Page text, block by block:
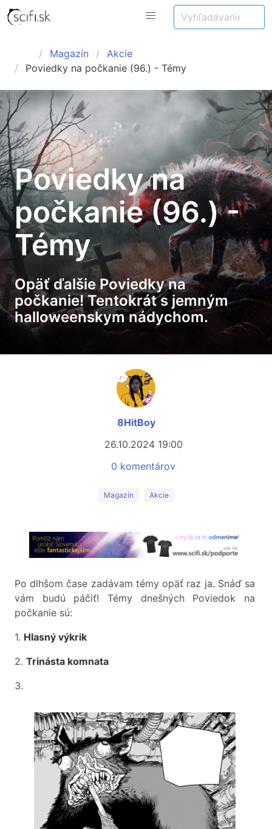
Magazín
Akcie
Poviedky na počkanie (96.) - Témy
Poviedky na
počkanie (96.) -
Témy
Opäť ďalšie Poviedky na
počkanie! Tentokrát s jemným
halloweenskym nádychom.
8HitBoy
26.10.2024 19:00
0 komentárov
Magazín Akcie
Po dlhšom čase zadávam témy opäť raz ja. Snáď sa
vám budú páčiť! Témy dnešných Poviedok na
počkanie sú:
1. Hlasný výkrik
2. Trinásta komnata
3.